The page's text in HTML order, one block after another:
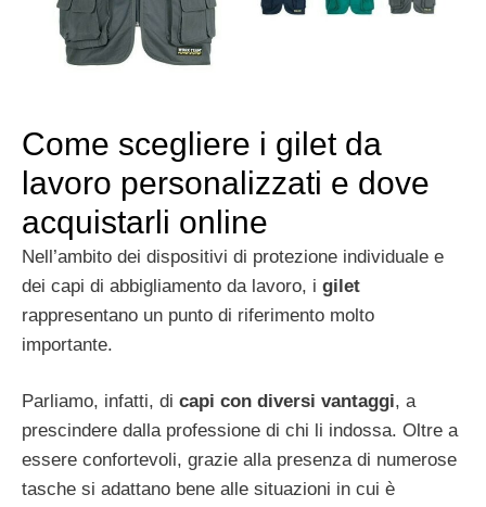
Come scegliere i gilet da
lavoro personalizzati e dove
acquistarli online
Nell’ambito dei dispositivi di protezione individuale e
dei capi di abbigliamento da lavoro, i gilet
rappresentano un punto di riferimento molto
importante.
Parliamo, infatti, di capi con diversi vantaggi, a
prescindere dalla professione di chi li indossa. Oltre a
essere confortevoli, grazie alla presenza di numerose
tasche si adattano bene alle situazioni in cui è